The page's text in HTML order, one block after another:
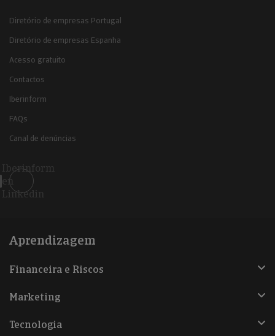
Diretório de empresas Portugal
Diretório de empresas Espanha
Acesso gratuito
Contactos
Iberinform
FAQs
Canal de denúncias
Iberinform
en
Linkedin
Aprendizagem
Financeira e Riscos
Marketing
Tecnologia